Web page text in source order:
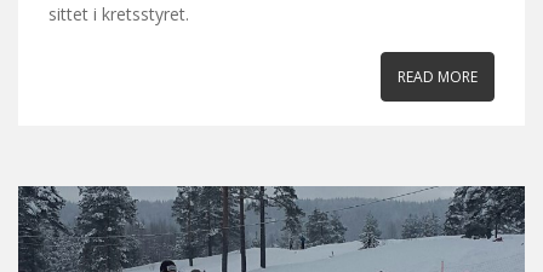
sittet i kretsstyret.
READ MORE